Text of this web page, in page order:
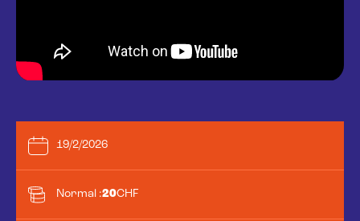
19/2/2026
Normal :20CHF